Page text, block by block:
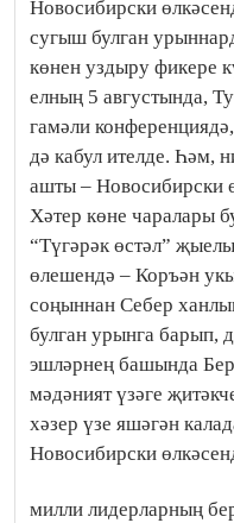
Новосибирски
сугыш булган
көнен уздыру фикере
елның 5 августында,
гамәли
дә кабул ителде. Һәм,
ашты – Новосибирски
Хәтер көне чаралары
“Түгәрәк өстәл”
өлешендә – Коръән
соңыннан Себер
булган урынга барып,
эшләрнең башында
мәдәният үзәге
хәзер үзе яшәгән
Новосибирски
милли лидерларның